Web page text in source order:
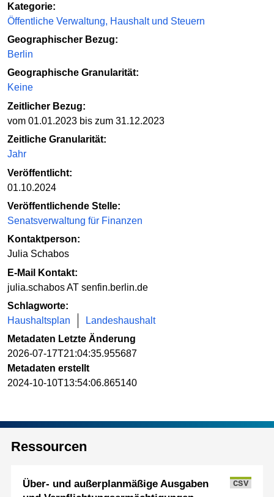
Kategorie:
Öffentliche Verwaltung, Haushalt und Steuern
Geographischer Bezug:
Berlin
Geographische Granularität:
Keine
Zeitlicher Bezug:
vom 01.01.2023 bis zum 31.12.2023
Zeitliche Granularität:
Jahr
Veröffentlicht:
01.10.2024
Veröffentlichende Stelle:
Senatsverwaltung für Finanzen
Kontaktperson:
Julia Schabos
E-Mail Kontakt:
julia.schabos AT senfin.berlin.de
Schlagworte:
Haushaltsplan
Landeshaushalt
Metadaten Letzte Änderung
2026-07-17T21:04:35.955687
Metadaten erstellt
2024-10-10T13:54:06.865140
Ressourcen
Über- und außerplanmäßige Ausgaben
CSV